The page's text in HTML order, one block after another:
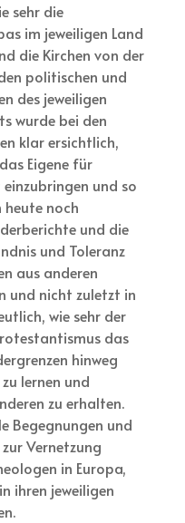
sehr die
im jeweiligen Land
die Kirchen von der
politischen und
des jeweiligen
wurde bei den
klar ersichtlich,
Eigene für
und so
heute noch
und die
und Toleranz
aus anderen
und nicht zuletzt in
wie sehr der
das
hinweg
lernen und
zu erhalten.
Begegnungen und
Vernetzung
in Europa,
ihren jeweiligen